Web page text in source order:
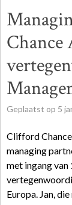
Chance
Geplaatst op 5
Clifford
managing
met ingang
Europa. Jan,